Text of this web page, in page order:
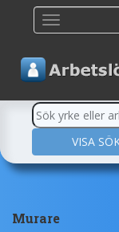
Murare